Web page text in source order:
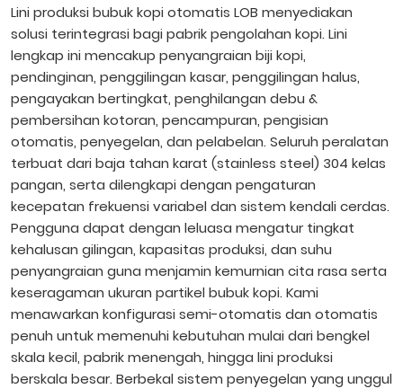
Lini produksi bubuk kopi otomatis LOB menyediakan
solusi terintegrasi bagi pabrik pengolahan kopi. Lini
lengkap ini mencakup penyangraian biji kopi,
pendinginan, penggilingan kasar, penggilingan halus,
pengayakan bertingkat, penghilangan debu &
pembersihan kotoran, pencampuran, pengisian
otomatis, penyegelan, dan pelabelan. Seluruh peralatan
terbuat dari baja tahan karat (stainless steel) 304 kelas
pangan, serta dilengkapi dengan pengaturan
kecepatan frekuensi variabel dan sistem kendali cerdas.
Pengguna dapat dengan leluasa mengatur tingkat
kehalusan gilingan, kapasitas produksi, dan suhu
penyangraian guna menjamin kemurnian cita rasa serta
keseragaman ukuran partikel bubuk kopi. Kami
menawarkan konfigurasi semi-otomatis dan otomatis
penuh untuk memenuhi kebutuhan mulai dari bengkel
skala kecil, pabrik menengah, hingga lini produksi
berskala besar. Berbekal sistem penyegelan yang unggul